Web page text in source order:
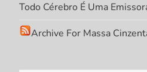
Todo Cérebro É Uma
Archive For Massa